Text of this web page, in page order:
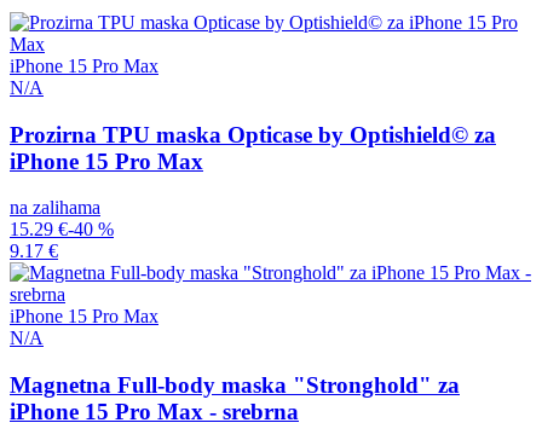
iPhone 15 Pro Max
N/A
Prozirna TPU maska Opticase by Optishield© za
iPhone 15 Pro Max
na zalihama
15.29 €-40 %
9.17 €
iPhone 15 Pro Max
N/A
Magnetna Full-body maska "Stronghold" za
iPhone 15 Pro Max - srebrna